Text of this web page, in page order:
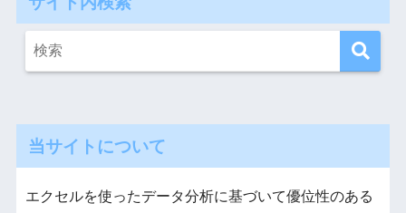
当サイトについて
エクセルを使ったデータ分析に基づいて優位性のある